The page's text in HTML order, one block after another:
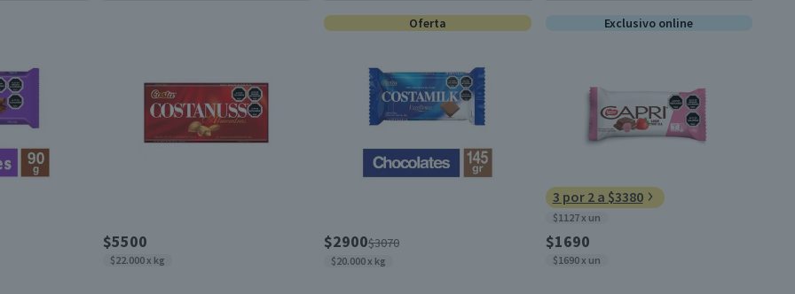
$5500
$22.000 x kg
Oferta
$2900$3070
$20.000 x kg
Exclusivo online
3 por 2 a $3380
$1127 x un
$1690
$1690 x un